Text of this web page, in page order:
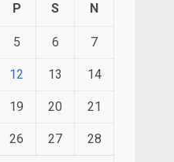
P S N
5 6 7
12 13 14
19 20 21
26 27 28